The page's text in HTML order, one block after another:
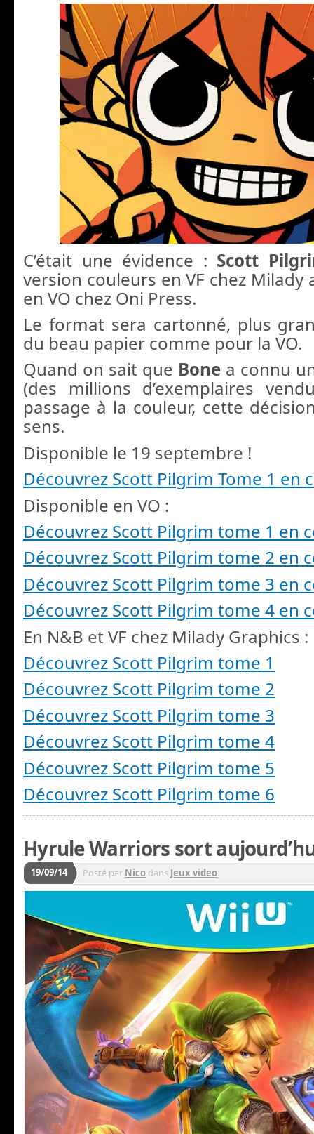
C’était une évidence : Scott
version couleurs en VF chez Milady
en VO chez Oni Press.
Le format sera cartonné, plus
du beau papier comme pour la VO.
Quand on sait que Bone a connu
(des millions d’exemplaires
passage à la couleur, cette
sens.
Disponible le 19 septembre !
Découvrez Scott Pilgrim Tome 1 en
Disponible en VO :
Découvrez Scott Pilgrim tome 1 en
Découvrez Scott Pilgrim tome 2 en
Découvrez Scott Pilgrim tome 3 en
Découvrez Scott Pilgrim tome 4 en
En N&B et VF chez Milady Graphics :
Découvrez Scott Pilgrim tome 1
Découvrez Scott Pilgrim tome 2
Découvrez Scott Pilgrim tome 3
Découvrez Scott Pilgrim tome 4
Découvrez Scott Pilgrim tome 5
Découvrez Scott Pilgrim tome 6
Hyrule Warriors sort
19/09/14 Posté par Nico dans Jeux video